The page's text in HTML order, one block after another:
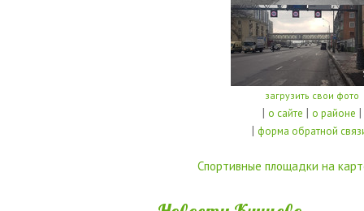
загрузить свои фото
| о сайте | о районе |
| форма обратной
Спортивные площадки на